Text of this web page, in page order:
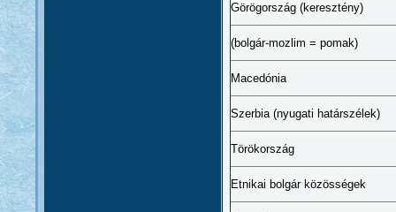
Görögország (keresztény)
(bolgár-mozlim = pomak)
Macedónia
Szerbia (nyugati határszélek)
Törökország
Etnikai bolgár közösségek